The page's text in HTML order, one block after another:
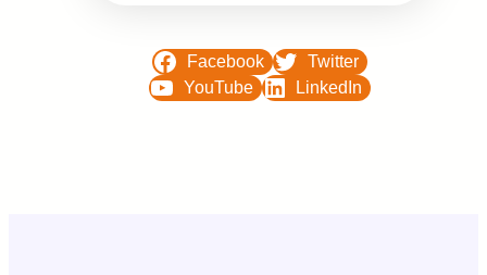
Facebook
Twitter
YouTube
LinkedIn